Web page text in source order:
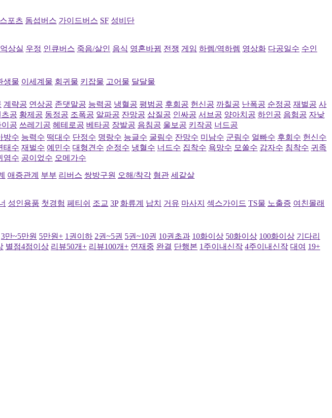
스포츠 돔섭버스 가이드버스 SF 성비단
상실 우정 인큐버스 죽음/살인 음식 영혼바뀜 전쟁 게임 하렘/역하렘 영상화 다공일수 수인
생물 이세계물 회귀물 키잡물 고어물 달달물
계략공 연상공 존댓말공 능력공 냉혈공 평범공 후회공 헌신공 까칠공 난폭공 순정공 재벌공 사
츠공 황제공 동정공 조폭공 알파공 잔망공 삽질공 인싸공 서브공 양아치공 하인공 음험공 자낮
이공 쓰레기공 헤테로공 베타공 장발공 음침공 울보공 키작공 너드공
방수 능력수 떡대수 단정수 명랑수 능글수 굴림수 잔망수 미남수 군림수 얼빠수 후회수 헌신수
태수 재벌수 예민수 대형견수 순정수 냉혈수 너드수 집착수 욕망수 모쏠수 감자수 침착수 귀족
염수 공이었수 오메가수
애증관계 부부 리버스 쌍방구원 오해/착각 혐관 세같살
성인용품 첫경험 페티쉬 조교 3P 화류계 납치 거유 마사지 섹스가이드 TS물 노출증 여친몰래
3만~5만원 5만원+ 1권이하 2권~5권 5권~10권 10권초과 10화이상 50화이상 100화이상 기다리
별점4점이상 리뷰50개+ 리뷰100개+ 연재중 완결 단행본 1주이내신작 4주이내신작 대여 19+